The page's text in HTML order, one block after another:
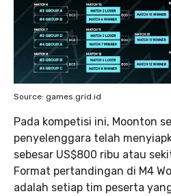
Source: games.grid.id
Pada kompetisi ini, Moonton
penyelenggara telah
sebesar US$800 ribu atau
Format pertandingan di M4
adalah setiap tim peserta